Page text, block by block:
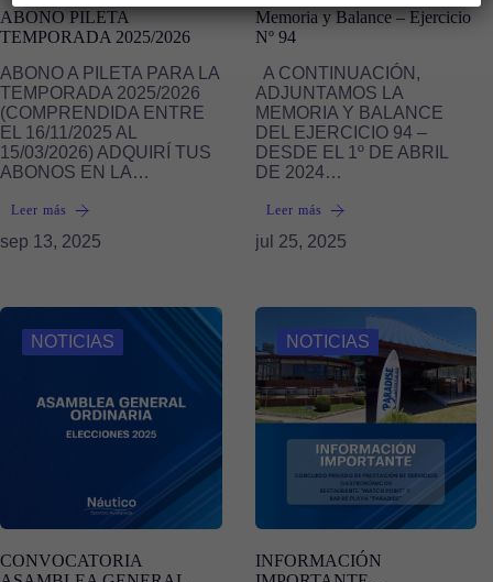
ABONO PILETA
TEMPORADA 2025/2026
ABONO A PILETA PARA LA
TEMPORADA 2025/2026
(COMPRENDIDA ENTRE
EL 16/11/2025 AL
15/03/2026) ADQUIRÍ TUS
ABONOS EN LA…
Leer más
sep 13, 2025
Memoria y Balance – Ejercicio
Nº 94
A CONTINUACIÓN,
ADJUNTAMOS LA
MEMORIA Y BALANCE
DEL EJERCICIO 94 –
DESDE EL 1º DE ABRIL
DE 2024…
Leer más
jul 25, 2025
NOTICIAS
CONVOCATORIA
NOTICIAS
INFORMACIÓN